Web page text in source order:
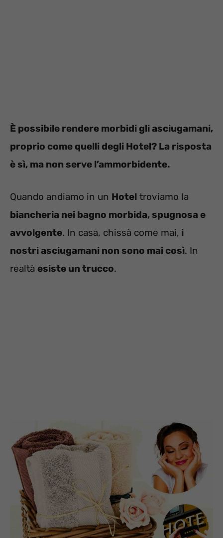
È possibile rendere morbidi gli asciugamani,
proprio come quelli degli Hotel? La risposta
è sì, ma non serve l’ammorbidente.
Quando andiamo in un Hotel troviamo la
biancheria nei bagno morbida, spugnosa e
avvolgente. In casa, chissà come mai, i
nostri asciugamani non sono mai così. In
realtà esiste un trucco.